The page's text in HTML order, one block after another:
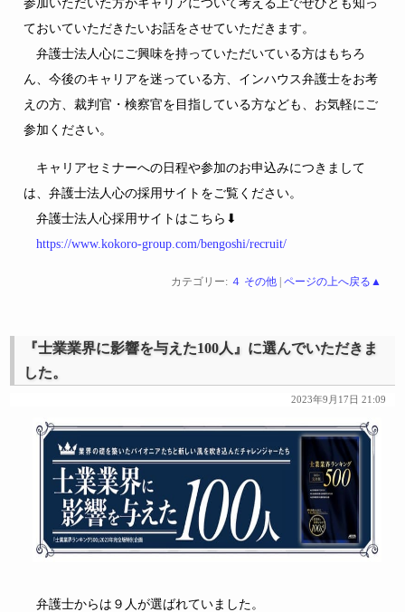
参加いただいた方がキャリアについて考える上でぜひとも知っ
ておいていただきたいお話をさせていただきます。
弁護士法人心にご興味を持っていただいている方はもちろ
ん、今後のキャリアを迷っている方、インハウス弁護士をお考
えの方、裁判官・検察官を目指している方なども、お気軽にご
参加ください。
キャリアセミナーへの日程や参加のお申込みにつきまして
は、弁護士法人心の採用サイトをご覧ください。
弁護士法人心採用サイトはこちら⬇
https://www.kokoro-group.com/bengoshi/recruit/
カテゴリー: ４ その他| ページの上へ戻る▲
『士業業界に影響を与えた100人』に選んでいただきま
した。
2023年9月17日 21:09
弁護士からは９人が選ばれていました。